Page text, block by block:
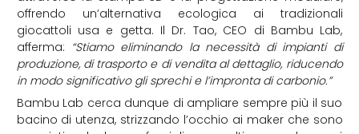
offrendo un’alternativa ecologica ai tradizionali
giocattoli usa e getta. Il Dr. Tao, CEO di Bambu Lab,
afferma: “Stiamo eliminando la necessità di impianti di
produzione, di trasporto e di vendita al dettaglio, riducendo
in modo significativo gli sprechi e l’impronta di carbonio.”
Bambu Lab cerca dunque di ampliare sempre più il suo
bacino di utenza, strizzando l’occhio ai maker che sono